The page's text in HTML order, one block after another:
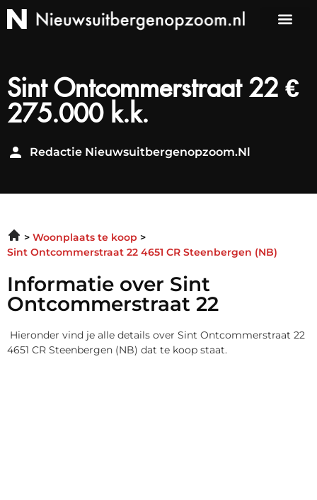
Sint Ontcommerstraat 22 €
275.000 k.k.
Redactie Nieuwsuitbergenopzoom.nl
Woonplaats te koop
Sint Ontcommerstraat 22 4651 CR Steenbergen (NB)
Informatie over Sint
Ontcommerstraat 22
Hieronder vind je alle details over Sint Ontcommerstraat 22
4651 CR Steenbergen (NB) dat te koop staat.